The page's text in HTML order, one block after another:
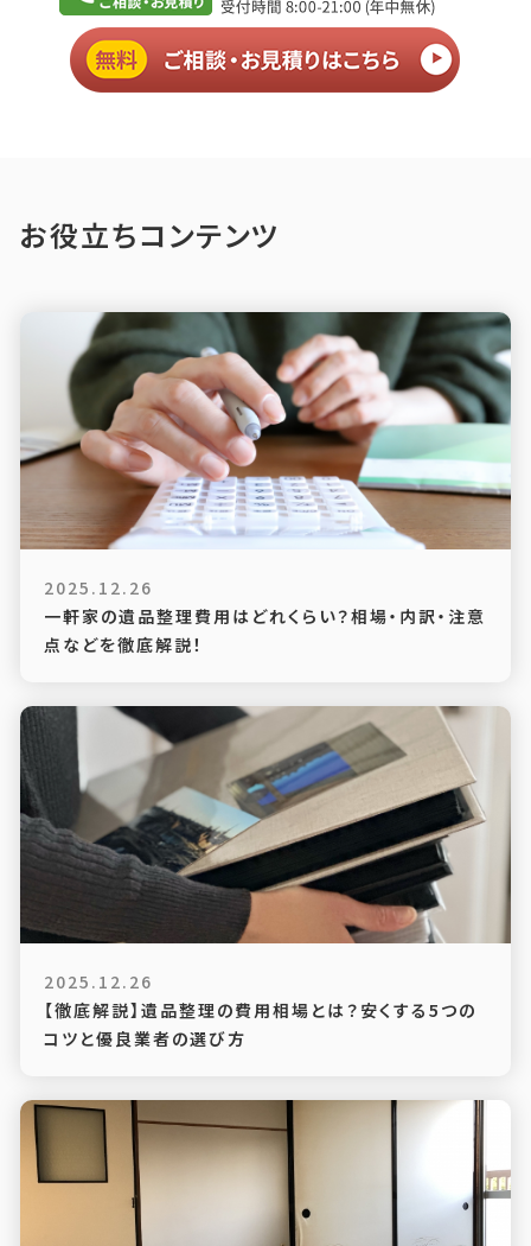
お役立ちコンテンツ
2025.12.26
一軒家の遺品整理費用はどれくらい？相場・内訳・注意
点などを徹底解説！
2025.12.26
【徹底解説】遺品整理の費用相場とは？安くする5つの
コツと優良業者の選び方